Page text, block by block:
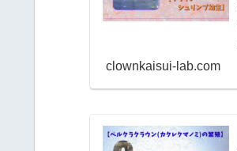
clownkaisui-lab.com